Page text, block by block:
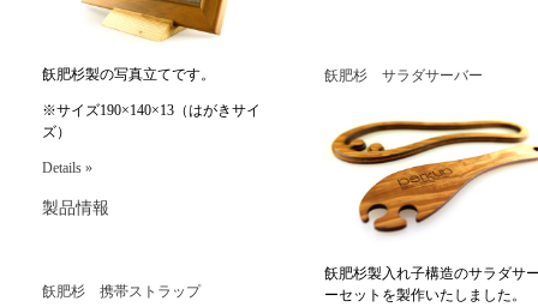
飫肥杉製の写真立てです。
※サイズ190×140×13（はがきサイ
ズ）
Details »
製品情報
飫肥杉 サラダサーバー
飫肥杉製入れ子構造のサラダサ
ーセットを製作いたしました。
飫肥杉 携帯ストラップ